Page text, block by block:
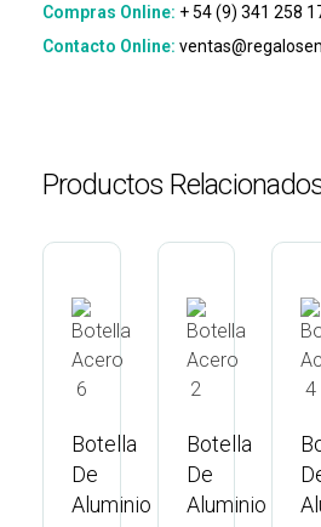
Compras Online: + 54 (9) 341 258
Contacto Online:
Productos
Botella
De
Aluminio
Botella
De
Aluminio